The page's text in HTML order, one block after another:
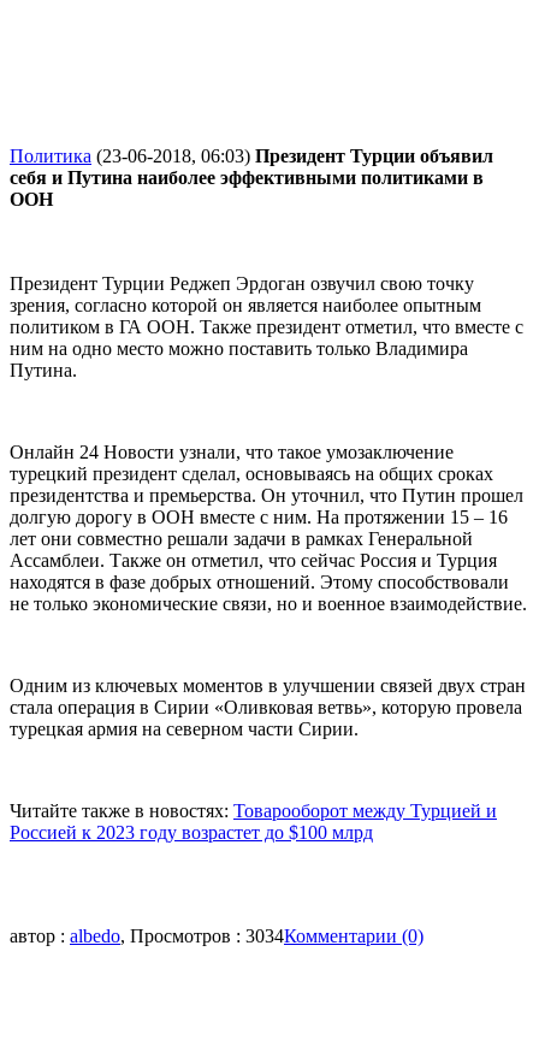
Политика (23-06-2018, 06:03) Президент Турции объявил
себя и Путина наиболее эффективными политиками в
ООН
Президент Турции Реджеп Эрдоган озвучил свою точку
зрения, согласно которой он является наиболее опытным
политиком в ГА ООН. Также президент отметил, что вместе с
ним на одно место можно поставить только Владимира
Путина.
Онлайн 24 Новости узнали, что такое умозаключение
турецкий президент сделал, основываясь на общих сроках
президентства и премьерства. Он уточнил, что Путин прошел
долгую дорогу в ООН вместе с ним. На протяжении 15 – 16
лет они совместно решали задачи в рамках Генеральной
Ассамблеи. Также он отметил, что сейчас Россия и Турция
находятся в фазе добрых отношений. Этому способствовали
не только экономические связи, но и военное взаимодействие.
Одним из ключевых моментов в улучшении связей двух стран
стала операция в Сирии «Оливковая ветвь», которую провела
турецкая армия на северном части Сирии.
Читайте также в новостях: Товарооборот между Турцией и
Россией к 2023 году возрастет до $100 млрд
автор : albedo, Просмотров : 3034Комментарии (0)